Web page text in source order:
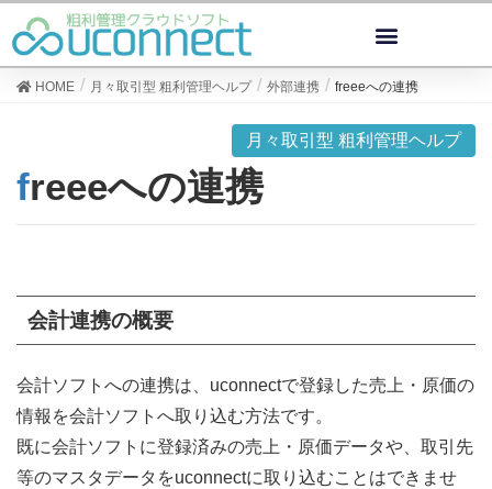
HOME 月々取引型 粗利管理ヘルプ 外部連携 freeeへの連携
月々取引型 粗利管理ヘルプ
freeeへの連携
会計連携の概要
会計ソフトへの連携は、uconnectで登録した売上・原価の
情報を会計ソフトへ取り込む方法です。
既に会計ソフトに登録済みの売上・原価データや、取引先
等のマスタデータをuconnectに取り込むことはできませ